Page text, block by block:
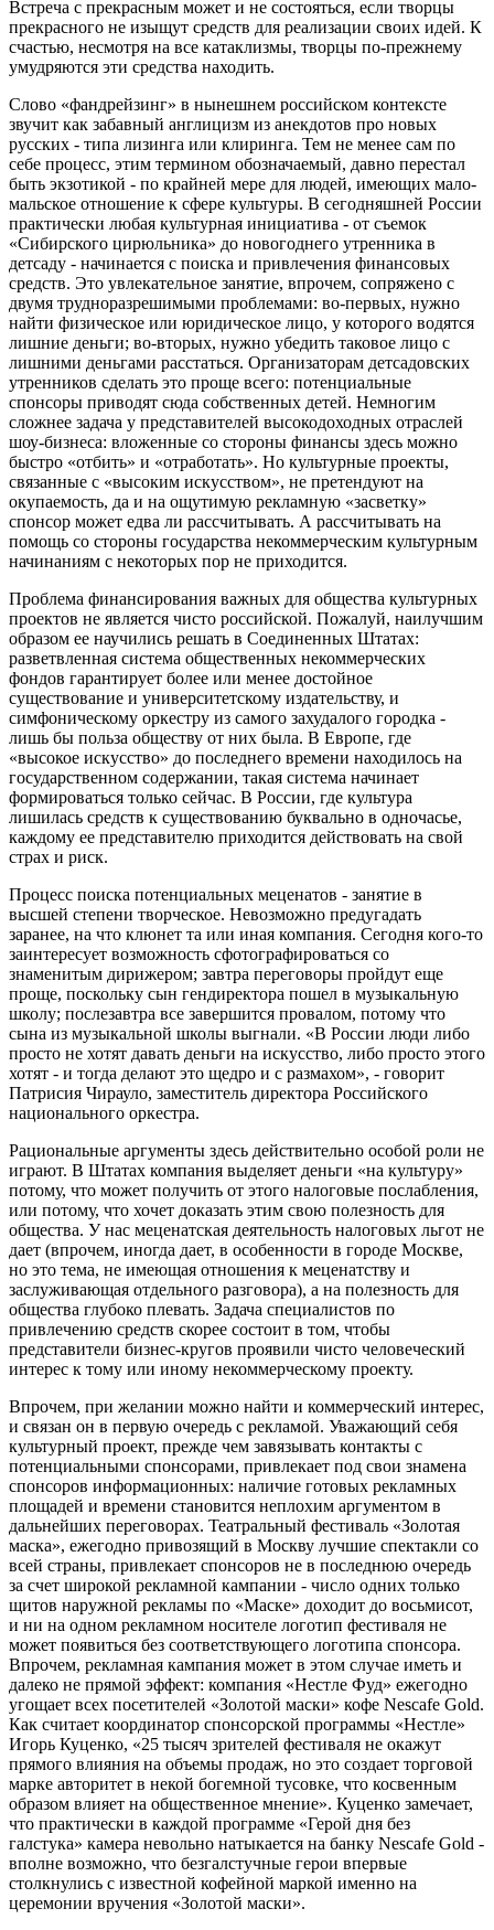
Встреча с прекрасным может и не состояться, если творцы
прекрасного не изыщут средств для реализации своих идей. К
счастью, несмотря на все катаклизмы, творцы по-прежнему
умудряются эти средства находить.
Слово «фандрейзинг» в нынешнем российском контексте
звучит как забавный англицизм из анекдотов про новых
русских - типа лизинга или клиринга. Тем не менее сам по
себе процесс, этим термином обозначаемый, давно перестал
быть экзотикой - по крайней мере для людей, имеющих мало-
мальское отношение к сфере культуры. В сегодняшней России
практически любая культурная инициатива - от съемок
«Сибирского цирюльника» до новогоднего утренника в
детсаду - начинается с поиска и привлечения финансовых
средств. Это увлекательное занятие, впрочем, сопряжено с
двумя трудноразрешимыми проблемами: во-первых, нужно
найти физическое или юридическое лицо, у которого водятся
лишние деньги; во-вторых, нужно убедить таковое лицо с
лишними деньгами расстаться. Организаторам детсадовских
утренников сделать это проще всего: потенциальные
спонсоры приводят сюда собственных детей. Немногим
сложнее задача у представителей высокодоходных отраслей
шоу-бизнеса: вложенные со стороны финансы здесь можно
быстро «отбить» и «отработать». Но культурные проекты,
связанные с «высоким искусством», не претендуют на
окупаемость, да и на ощутимую рекламную «засветку»
спонсор может едва ли рассчитывать. А рассчитывать на
помощь со стороны государства некоммерческим культурным
начинаниям с некоторых пор не приходится.
Проблема финансирования важных для общества культурных
проектов не является чисто российской. Пожалуй, наилучшим
образом ее научились решать в Соединенных Штатах:
разветвленная система общественных некоммерческих
фондов гарантирует более или менее достойное
существование и университетскому издательству, и
симфоническому оркестру из самого захудалого городка -
лишь бы польза обществу от них была. В Европе, где
«высокое искусство» до последнего времени находилось на
государственном содержании, такая система начинает
формироваться только сейчас. В России, где культура
лишилась средств к существованию буквально в одночасье,
каждому ее представителю приходится действовать на свой
страх и риск.
Процесс поиска потенциальных меценатов - занятие в
высшей степени творческое. Невозможно предугадать
заранее, на что клюнет та или иная компания. Сегодня кого-то
заинтересует возможность сфотографироваться со
знаменитым дирижером; завтра переговоры пройдут еще
проще, поскольку сын гендиректора пошел в музыкальную
школу; послезавтра все завершится провалом, потому что
сына из музыкальной школы выгнали. «В России люди либо
просто не хотят давать деньги на искусство, либо просто этого
хотят - и тогда делают это щедро и с размахом», - говорит
Патрисия Чирауло, заместитель директора Российского
национального оркестра.
Рациональные аргументы здесь действительно особой роли не
играют. В Штатах компания выделяет деньги «на культуру»
потому, что может получить от этого налоговые послабления,
или потому, что хочет доказать этим свою полезность для
общества. У нас меценатская деятельность налоговых льгот не
дает (впрочем, иногда дает, в особенности в городе Москве,
но это тема, не имеющая отношения к меценатству и
заслуживающая отдельного разговора), а на полезность для
общества глубоко плевать. Задача специалистов по
привлечению средств скорее состоит в том, чтобы
представители бизнес-кругов проявили чисто человеческий
интерес к тому или иному некоммерческому проекту.
Впрочем, при желании можно найти и коммерческий интерес,
и связан он в первую очередь с рекламой. Уважающий себя
культурный проект, прежде чем завязывать контакты с
потенциальными спонсорами, привлекает под свои знамена
спонсоров информационных: наличие готовых рекламных
площадей и времени становится неплохим аргументом в
дальнейших переговорах. Театральный фестиваль «Золотая
маска», ежегодно привозящий в Москву лучшие спектакли со
всей страны, привлекает спонсоров не в последнюю очередь
за счет широкой рекламной кампании - число одних только
щитов наружной рекламы по «Маске» доходит до восьмисот,
и ни на одном рекламном носителе логотип фестиваля не
может появиться без соответствующего логотипа спонсора.
Впрочем, рекламная кампания может в этом случае иметь и
далеко не прямой эффект: компания «Нестле Фуд» ежегодно
угощает всех посетителей «Золотой маски» кофе Nescafe Gold.
Как считает координатор спонсорской программы «Нестле»
Игорь Куценко, «25 тысяч зрителей фестиваля не окажут
прямого влияния на объемы продаж, но это создает торговой
марке авторитет в некой богемной тусовке, что косвенным
образом влияет на общественное мнение». Куценко замечает,
что практически в каждой программе «Герой дня без
галстука» камера невольно натыкается на банку Nescafe Gold -
вполне возможно, что безгалстучные герои впервые
столкнулись с известной кофейной маркой именно на
церемонии вручения «Золотой маски».